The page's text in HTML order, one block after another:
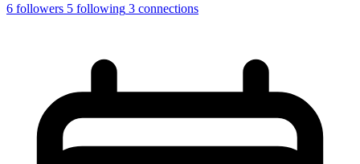
6 followers 5 following 3 connections